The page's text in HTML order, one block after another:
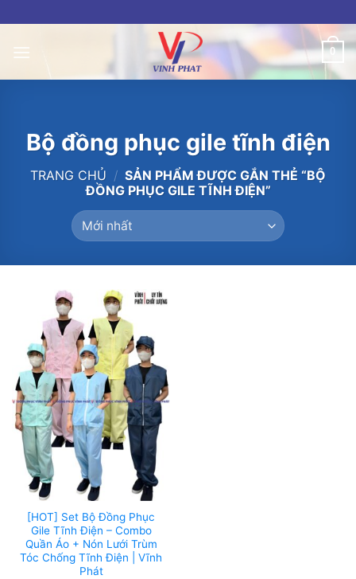
to
content
0
Bộ đồng phục gile tĩnh điện
TRANG CHỦ / SẢN PHẨM ĐƯỢC GẮN THẺ “BỘ
ĐỒNG PHỤC GILE TĨNH ĐIỆN”
[HOT] Set Bộ Đồng Phục
Gile Tĩnh Điện – Combo
Quần Áo + Nón Lưới Trùm
Tóc Chống Tĩnh Điện | Vĩnh
Phát